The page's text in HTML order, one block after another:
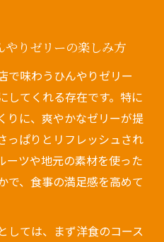
やりゼリーの楽しみ方
で味わうひんやりゼリー
してくれる存在です。特に
りに、爽やかなゼリーが提
っぱりとリフレッシュされ
ーツや地元の素材を使った
で、食事の満足感を高めて
しては、まず洋食のコース